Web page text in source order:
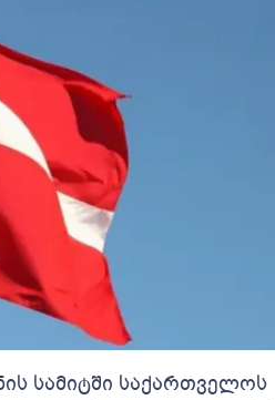
სამიტში საქართველოს